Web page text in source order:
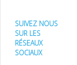
SUIVEZ NOUS
SUR LES
RÉSEAUX
SOCIAUX